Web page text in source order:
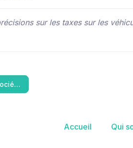
sur les taxes sur les
Accueil Qui